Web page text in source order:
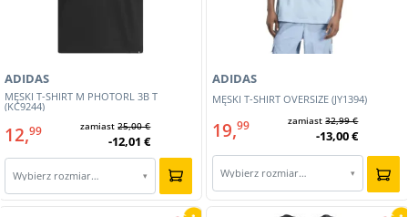
MĘSKI T-SHIRT M PHOTORL 3B T
(KC9244)
ADIDAS
12,99 zamiast25,00 €
-12,01 €
Wybierz rozmiar… ▾
MĘSKI T-SHIRT OVERSIZE (JY1394)
ADIDAS
19,99 zamiast32,99 €
-13,00 €
Wybierz rozmiar… ▾